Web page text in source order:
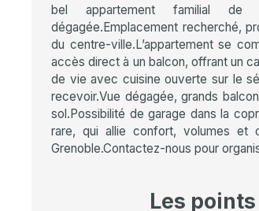
bel appartement familial de
dégagée.Emplacement recherché,
du centre-ville.L’appartement se
accès direct à un balcon, offrant un
de vie avec cuisine ouverte sur le
recevoir.Vue dégagée, grands
sol.Possibilité de garage dans la
rare, qui allie confort, volumes
Grenoble.Contactez-nous pour
Les